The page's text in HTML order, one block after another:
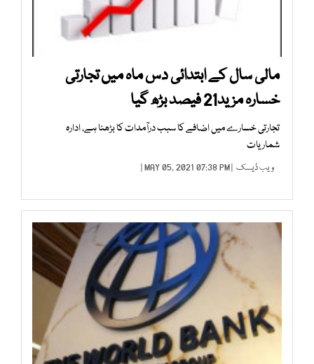
مالی سال کے ابتدائی دس ماہ میں تجارتی
خسارہ مزید21 فیصد بڑھ گیا
تجارتی خسارے میں اضافے کا سبب درآمدات کا بڑھنا ہے، ادارہ
شماریات
ویب ڈیسک | MAY 05, 2021 07:38 PM |